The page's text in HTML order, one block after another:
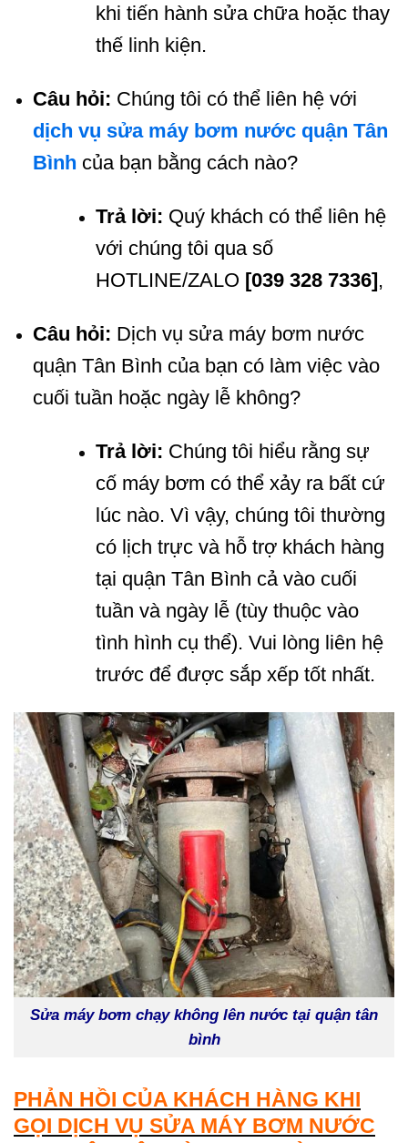
khi tiến hành sửa chữa hoặc thay
thế linh kiện.
Câu hỏi: Chúng tôi có thể liên hệ với
dịch vụ sửa máy bơm nước quận Tân
Bình của bạn bằng cách nào?
Trả lời: Quý khách có thể liên hệ
với chúng tôi qua số
HOTLINE/ZALO [039 328 7336],
Câu hỏi: Dịch vụ sửa máy bơm nước
quận Tân Bình của bạn có làm việc vào
cuối tuần hoặc ngày lễ không?
Trả lời: Chúng tôi hiểu rằng sự
cố máy bơm có thể xảy ra bất cứ
lúc nào. Vì vậy, chúng tôi thường
có lịch trực và hỗ trợ khách hàng
tại quận Tân Bình cả vào cuối
tuần và ngày lễ (tùy thuộc vào
tình hình cụ thể). Vui lòng liên hệ
trước để được sắp xếp tốt nhất.
Sửa máy bơm chạy không lên nước tại quận tân
bình
PHẢN HỒI CỦA KHÁCH HÀNG KHI
GỌI DỊCH VỤ SỬA MÁY BƠM NƯỚC